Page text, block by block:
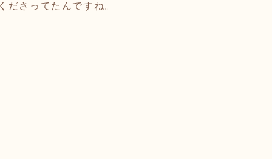
ださってたんですね。